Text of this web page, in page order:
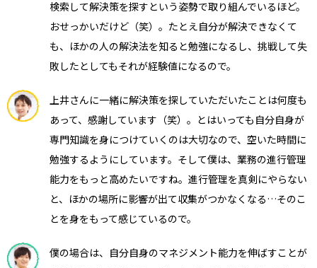
検索して解決策を探すという姿勢で取り組んでいるほど。
おせっかいだけど（笑）。たとえ自分が解決できなくて
も、ほかの人の解決法を知ると勉強になるし、挑戦して失
敗したとしてもそれが経験値になるので。
上井さんに一緒に解決策を探していただいたことは何度も
あって、感謝しています（笑）。とはいっても自分自身が
専門知識を身につけていくのは大切なので、空いた時間に
勉強するようにしています。そして僕は、業務の進行管理
能力をもっと高めたいですね。進行管理を真剣にやらない
と、ほかの場所に影響が出て収集がつかなくなる…そのこ
とを身をもって感じているので。
僕の場合は、自分自身のマネジメント能力を伸ばすことが